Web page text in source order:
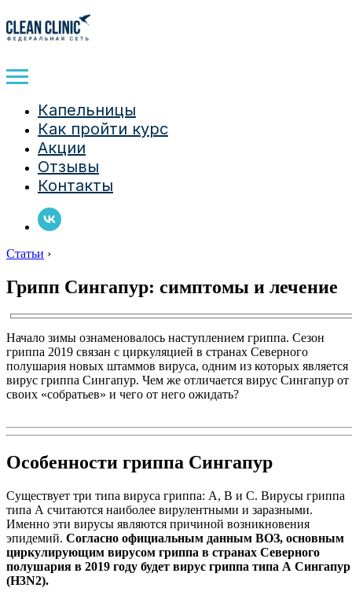
Капельницы
Как пройти курс
Акции
Отзывы
Контакты
Статьи ›
Грипп Сингапур: симптомы и лечение
Начало зимы ознаменовалось наступлением гриппа. Сезон
гриппа 2019 связан с циркуляцией в странах Северного
полушария новых штаммов вируса, одним из которых является
вирус гриппа Сингапур. Чем же отличается вирус Сингапур от
своих «собратьев» и чего от него ожидать?
Особенности гриппа Сингапур
Существует три типа вируса гриппа: А, В и С. Вирусы гриппа
типа А считаются наиболее вирулентными и заразными.
Именно эти вирусы являются причиной возникновения
эпидемий. Согласно официальным данным ВОЗ, основным
циркулирующим вирусом гриппа в странах Северного
полушария в 2019 году будет вирус гриппа типа А Сингапур
(H3N2).